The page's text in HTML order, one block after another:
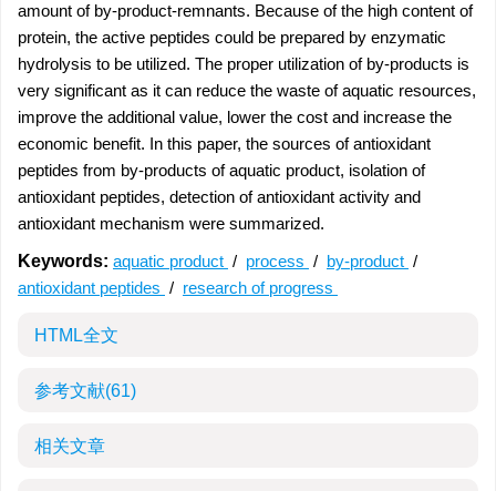
amount of by-product-remnants. Because of the high content of
protein, the active peptides could be prepared by enzymatic
hydrolysis to be utilized. The proper utilization of by-products is
very significant as it can reduce the waste of aquatic resources,
improve the additional value, lower the cost and increase the
economic benefit. In this paper, the sources of antioxidant
peptides from by-products of aquatic product, isolation of
antioxidant peptides, detection of antioxidant activity and
antioxidant mechanism were summarized.
Keywords: aquatic product / process / by-product /
antioxidant peptides / research of progress
HTML全文
参考文献(61)
相关文章